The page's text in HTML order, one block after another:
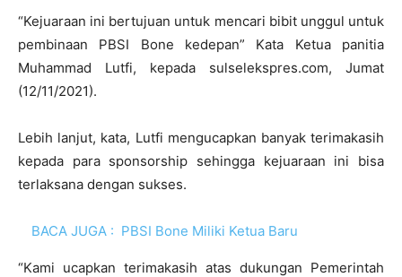
“Kejuaraan ini bertujuan untuk mencari bibit unggul untuk
pembinaan PBSI Bone kedepan” Kata Ketua panitia
Muhammad Lutfi, kepada sulselekspres.com, Jumat
(12/11/2021).
Lebih lanjut, kata, Lutfi mengucapkan banyak terimakasih
kepada para sponsorship sehingga kejuaraan ini bisa
terlaksana dengan sukses.
BACA JUGA : PBSI Bone Miliki Ketua Baru
“Kami ucapkan terimakasih atas dukungan Pemerintah